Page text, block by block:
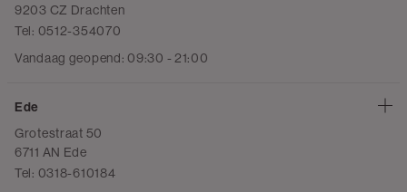
9203 CZ Drachten
Tel: 0512-354070
Vandaag geopend: 09:30 - 21:00
Ede
Grotestraat 50
6711 AN Ede
Tel: 0318-610184